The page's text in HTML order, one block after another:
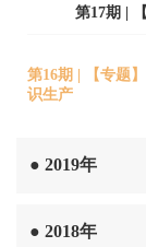
第17期 |
第16期 | 【专题
识生产
● 2019年
● 2018年